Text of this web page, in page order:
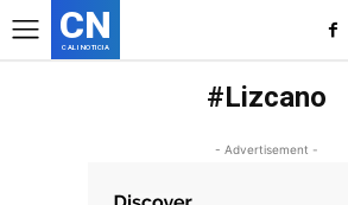
CN
CALI NOTICIA
#Lizcano
- Advertisement -